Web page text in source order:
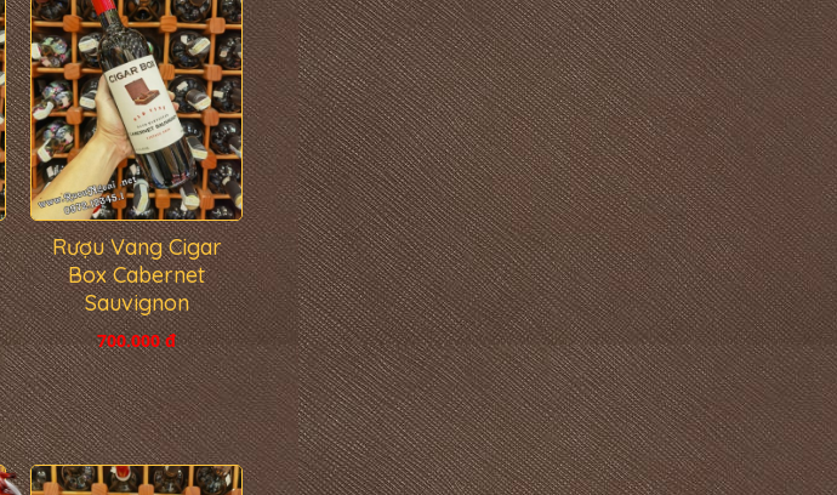
Rượu Vang Cigar
Box Cabernet
Sauvignon
700.000 đ